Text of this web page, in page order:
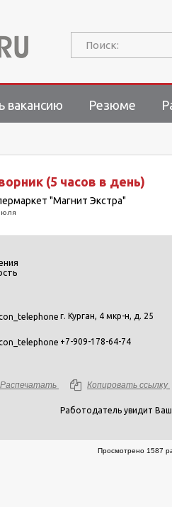
Поиск:
вакансию Резюме
(5 часов в день)
"Магнит Экстра"
г. Курган, 4 мкр-н, д. 25
+7-909-178-64-74
Распечатать Копировать ссылку
Работодатель увидит
Просмотрено 1587